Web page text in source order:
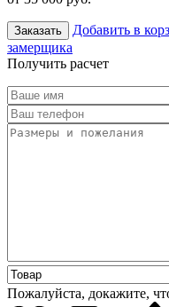
Заказать Добавить в
замерщика
Получить расчет
Пожалуйста, докажите,